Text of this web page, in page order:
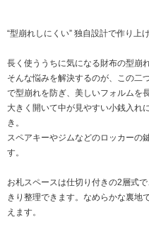
“型崩れしにくい” 独自設計で作り上
長く使ううちに気になる財布の型崩れ
そんな悩みを解決するのが、この二
で型崩れを防ぎ、美しいフォルムを
大きく開いて中が見やすい小銭入れ
き。
スペアキーやジムなどのロッカーの
す。
お札スペースは仕切り付きの2層式
きり整理できます。なめらかな裏地
えます。